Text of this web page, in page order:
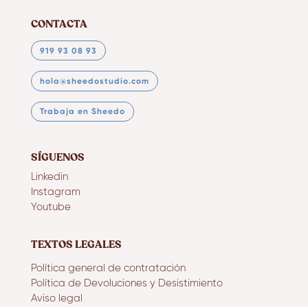
CONTACTA
919 93 08 93
hola@sheedostudio.com
Trabaja en Sheedo
SÍGUENOS
Linkedin
Instagram
Youtube
TEXTOS LEGALES
Política general de contratación
Política de Devoluciones y Desistimiento
Aviso legal